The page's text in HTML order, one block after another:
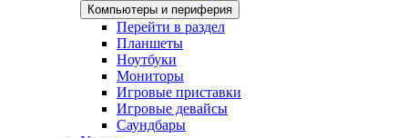
Компьютеры и периферия
Перейти в раздел
Планшеты
Ноутбуки
Мониторы
Игровые приставки
Игровые девайсы
Саундбары